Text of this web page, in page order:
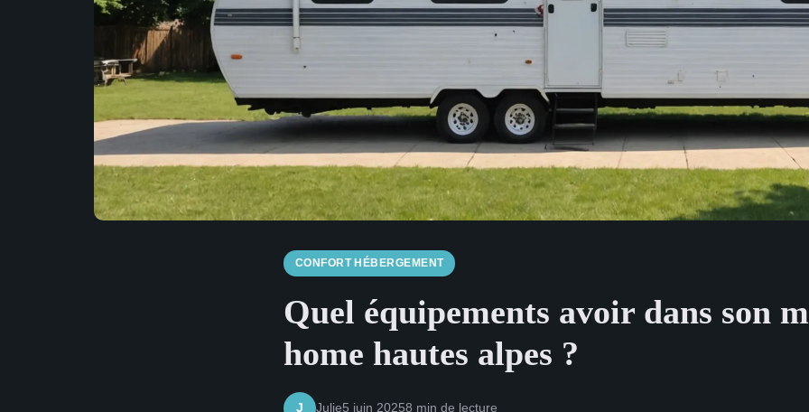
CONFORT HÉBERGEMENT
Quel équipements avoir dans son
home hautes alpes ?
J Julie5 juin 20258 min de lecture